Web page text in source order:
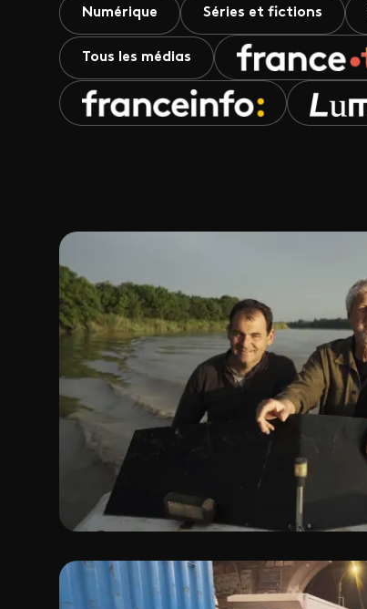
Numérique Séries et fictions
Tous les médias